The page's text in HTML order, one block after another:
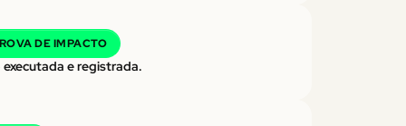
DE IMPACTO
executada e registrada.